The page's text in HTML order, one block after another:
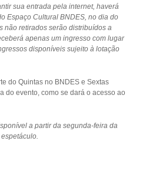
sua entrada pela internet, haverá
Espaço Cultural BNDES, no dia do
não retirados serão distribuídos a
apenas um ingresso com lugar
disponíveis sujeito à lotação
do Quintas no BNDES e Sextas
do evento, como se dará o acesso ao
a partir da segunda-feira da